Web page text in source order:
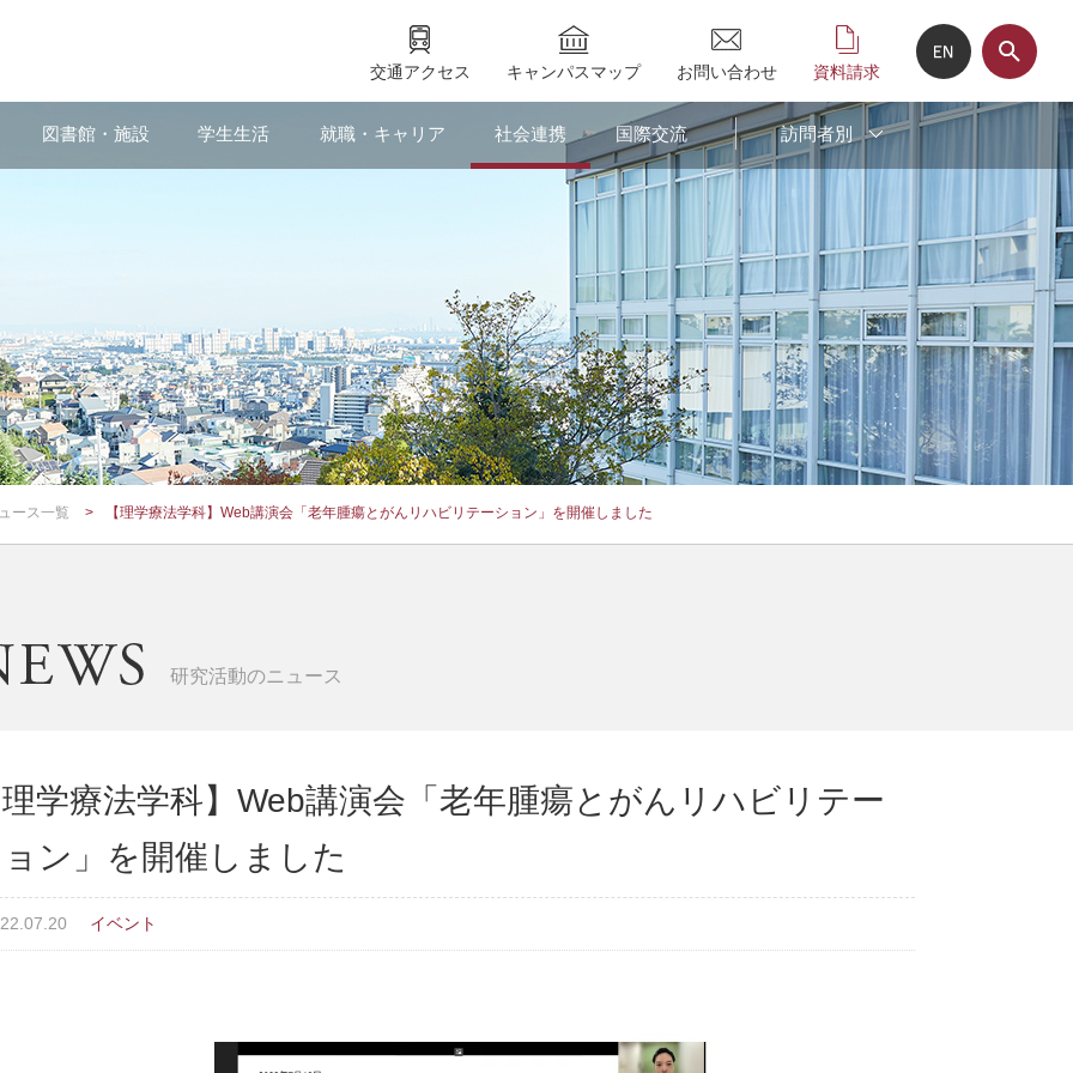
交通アクセス キャンパスマップ お問い合わせ 資料請求
図書館・施設 学生生活 就職・キャリア 社会連携 国際交流 訪問者別
ース一覧 【理学療法学科】Web講演会「老年腫瘍とがんリハビリテーション」を開催しました
研究活動のニュース
学療法学科】Web講演会「老年腫瘍とがんリハビリテー
ン」を開催しました
イベント